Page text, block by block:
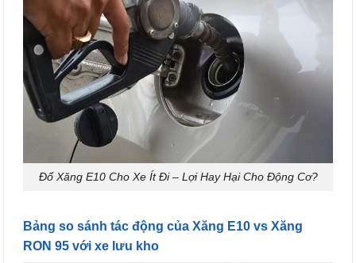
Đổ Xăng E10 Cho Xe Ít Đi – Lợi Hay Hại Cho Động Cơ?
Bảng so sánh tác động của Xăng E10 vs Xăng
RON 95 với xe lưu kho